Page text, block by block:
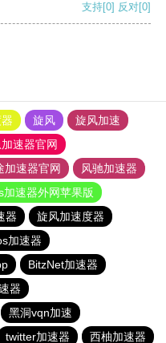
支持[0] 反对[0]
旋风
旋风加速
速器官网
加速器官网
风驰加速器
加速器外网苹果版
器
旋风加速度器
加速器
BitzNet加速器
器
黑洞vqn加速
twitter加速器 西柚加速器